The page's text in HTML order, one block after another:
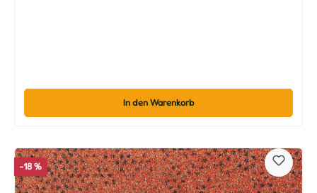
In den Warenkorb
-18 %